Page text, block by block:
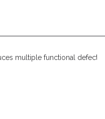
multiple functional